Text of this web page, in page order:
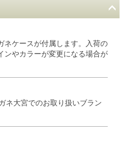
ネケースが付属します。入荷の
ンやカラーが変更になる場合が
ネ大宮でのお取り扱いブラン